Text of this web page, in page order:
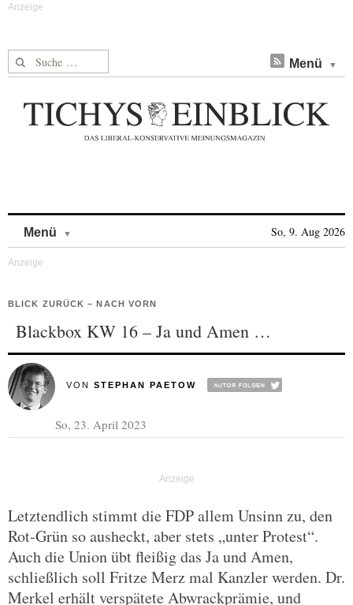
Suche nach: Menü
Menü So, 9. Aug 2026
BLICK ZURÜCK – NACH VORN
Blackbox KW 16 – Ja und Amen …
VON STEPHAN PAETOW
So, 23. April 2023
Letztendlich stimmt die FDP allem Unsinn zu, den
Rot-Grün so ausheckt, aber stets „unter Protest“.
Auch die Union übt fleißig das Ja und Amen,
schließlich soll Fritze Merz mal Kanzler werden. Dr.
Merkel erhält verspätete Abwrackprämie, und